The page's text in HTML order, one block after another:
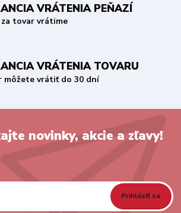
VRÁTENIA PEŇAZÍ
za tovar vrátime
VRÁTENIA TOVARU
môžete vrátiť do 30 dní
novinky, akcie a zľavy!
Prihlásiť sa